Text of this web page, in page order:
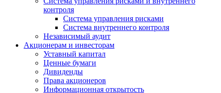
контроля
Система управления рисками
Система внутреннего контроля
Независимый аудит
Акционерам и инвесторам
Уставный капитал
Ценные бумаги
Дивиденды
Права акционеров
Информационная открытость